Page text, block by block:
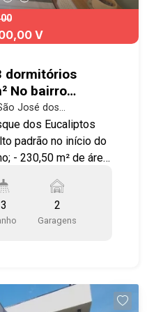
V
dormitórios
No bairro
José dos
dos Eucaliptos
padrão no início do
- 230,50 m² de área
sendo 01 suíte
e torneira
gourmet integrada à
Banheiro social com
gourmet completa
3 2
Garagens